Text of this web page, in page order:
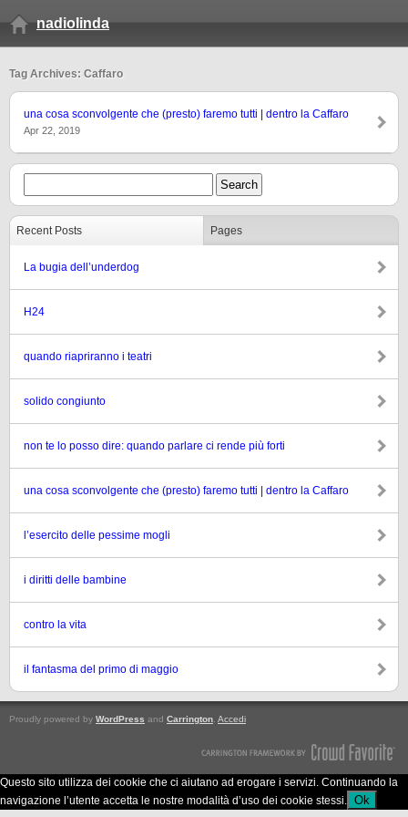
nadiolinda
Tag Archives: Caffaro
una cosa sconvolgente che (presto) faremo tutti | dentro la Caffaro
Apr 22, 2019
Recent Posts Pages
La bugia dell’underdog
H24
quando riapriranno i teatri
solido congiunto
non te lo posso dire: quando parlare ci rende più forti
una cosa sconvolgente che (presto) faremo tutti | dentro la Caffaro
l’esercito delle pessime mogli
i diritti delle bambine
contro la vita
il fantasma del primo di maggio
Proudly powered by WordPress and Carrington Accedi
Questo sito utilizza dei cookie che ci aiutano ad erogare i servizi. Continuando la
navigazione l’utente accetta le nostre modalità d’uso dei cookie stessi. Ok